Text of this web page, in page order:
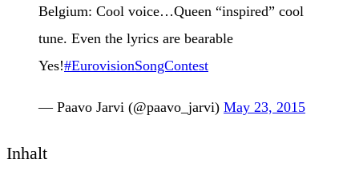
Belgium: Cool voice…Queen “inspired” cool
tune. Even the lyrics are bearable
Yes!#EurovisionSongContest
— Paavo Jarvi (@paavo_jarvi) May 23, 2015
Inhalt